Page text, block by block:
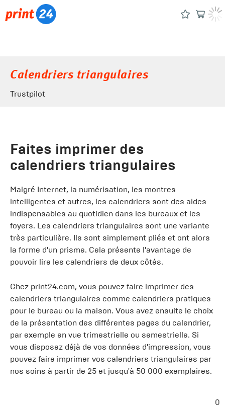
Calendriers triangulaires
Trustpilot
Faites imprimer des
calendriers triangulaires
Malgré Internet, la numérisation, les montres
intelligentes et autres, les calendriers sont des aides
indispensables au quotidien dans les bureaux et les
foyers. Les calendriers triangulaires sont une variante
très particulière. Ils sont simplement pliés et ont alors
la forme d'un prisme. Cela présente l'avantage de
pouvoir lire les calendriers de deux côtés.
Chez print24.com, vous pouvez faire imprimer des
calendriers triangulaires comme calendriers pratiques
pour le bureau ou la maison. Vous avez ensuite le choix
de la présentation des différentes pages du calendrier,
par exemple en vue trimestrielle ou semestrielle. Si
vous disposez déjà de vos données d'impression, vous
pouvez faire imprimer vos calendriers triangulaires par
nos soins à partir de 25 et jusqu'à 50 000 exemplaires.
0